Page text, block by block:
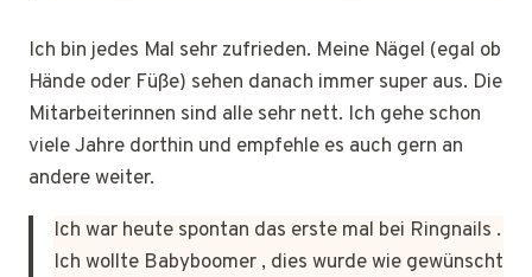
Ich bin jedes Mal sehr zufrieden. Meine Nägel (egal ob
Hände oder Füße) sehen danach immer super aus. Die
Mitarbeiterinnen sind alle sehr nett. Ich gehe schon
viele Jahre dorthin und empfehle es auch gern an
andere weiter.
Ich war heute spontan das erste mal bei Ringnails .
Ich wollte Babyboomer , dies wurde wie gewünscht